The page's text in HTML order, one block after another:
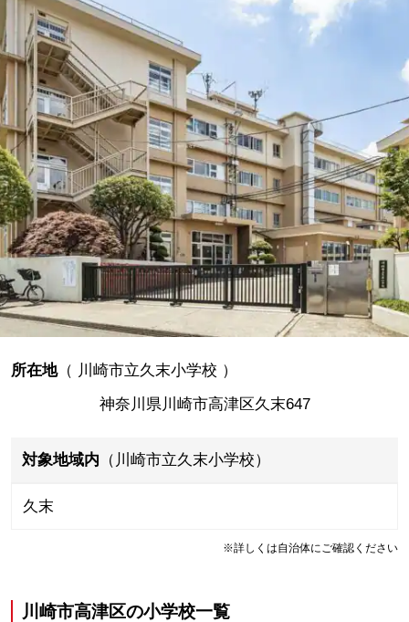
所在地（ 川崎市立久末小学校 ）
神奈川県川崎市高津区久末647
対象地域内 （川崎市立久末小学校）
久末
※詳しくは自治体にご確認ください
川崎市高津区の小学校一覧